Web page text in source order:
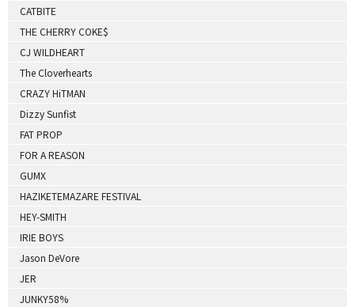
CATBITE
THE CHERRY COKE$
CJ WILDHEART
The Cloverhearts
CRAZY HiTMAN
Dizzy Sunfist
FAT PROP
FOR A REASON
GUMX
HAZIKETEMAZARE FESTIVAL
HEY-SMITH
IRIE BOYS
Jason DeVore
JER
JUNKY58%